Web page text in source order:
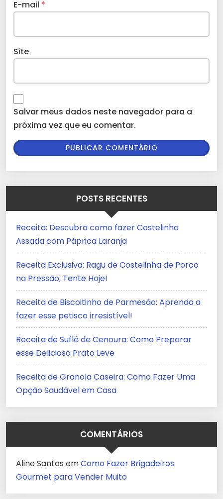
E-mail *
Site
Salvar meus dados neste navegador para a
próxima vez que eu comentar.
POSTS RECENTES
Receita: Descubra como fazer Costelinha
Assada com Páprica Laranja
Receita Exclusiva: Ragu de Costelinha de Porco
na Pressão, Tente Hoje!
Receita de Biscoitinho de Parmesão: Aprenda a
fazer esse petisco irresistível!
Receita de Suflê de Cenoura: Como Preparar
esse Delicioso Prato Leve
Receita de Granola Caseira: Como Fazer Uma
Opção Saudável em Casa
COMENTÁRIOS
Aline Santos emComo Fazer Brigadeiros
Gourmet para Vender Muito